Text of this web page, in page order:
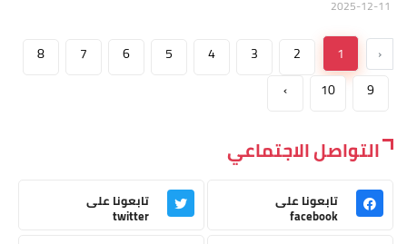
‹
1
2
3
4
5
6
7
8
9
10
›
التواصل الاجتماعي
تابعونا على
facebook
تابعونا على
twitter